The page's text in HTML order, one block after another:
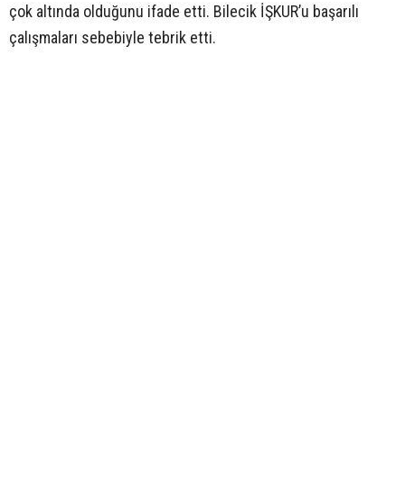
çok altında olduğunu ifade etti. Bilecik İŞKUR’u başarılı
çalışmaları sebebiyle tebrik etti.